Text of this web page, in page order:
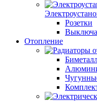
Розетки
Отопление